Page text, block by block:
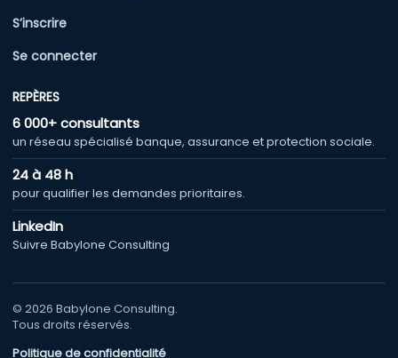
S’inscrire
Se connecter
REPÈRES
6 000+ consultants
un réseau spécialisé banque, assurance et protection sociale.
24 à 48 h
pour qualifier les demandes prioritaires.
LinkedIn
Suivre Babylone Consulting
© 2026 Babylone Consulting.
Tous droits réservés.
Politique de confidentialité